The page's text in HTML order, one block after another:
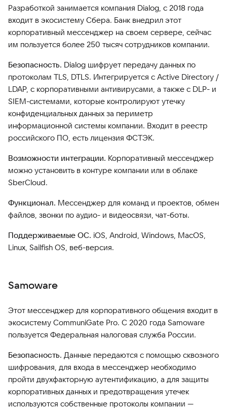
Разработкой занимается компания Dialog, с 2018 года
входит в экосистему Сбера. Банк внедрил этот
корпоративный мессенджер на своем сервере, сейчас
им пользуется более 250 тысяч сотрудников компании.
Безопасность. Dialog шифрует передачу данных по
протоколам TLS, DTLS. Интегрируется с Active Directory /
LDAP, с корпоративными антивирусами, а также с DLP- и
SIEM-системами, которые контролируют утечку
конфиденциальных данных за периметр
информационной системы компании. Входит в реестр
российского ПО, есть лицензия ФСТЭК.
Возможности интеграции. Корпоративный мессенджер
можно установить в контуре компании или в облаке
SberCloud.
Функционал. Мессенджер для команд и проектов, обмен
файлов, звонки по аудио- и видеосвязи, чат-боты.
Поддерживаемые ОС. iOS, Android, Windows, MacOS,
Linux, Sailfish OS, веб-версия.
Samoware
Этот мессенджер для корпоративного общения входит в
экосистему CommuniGate Pro. С 2020 года Samoware
пользуется Федеральная налоговая служба России.
Безопасность. Данные передаются с помощью сквозного
шифрования, для входа в мессенджер необходимо
пройти двухфакторную аутентификацию, а для защиты
корпоративных данных и предотвращения утечек
используются собственные протоколы компании —